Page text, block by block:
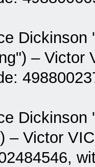
Dickinson
– Victor
Dickinson
– Victor